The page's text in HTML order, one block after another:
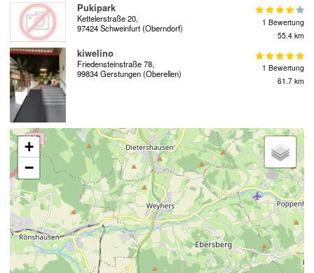
Pukipark
Kettelerstraße 20,
97424 Schweinfurt (Oberndorf)
1 Bewertung
55.4 km
kiwelino
Friedensteinstraße 78,
99834 Gerstungen (Oberellen)
1 Bewertung
61.7 km
+
−